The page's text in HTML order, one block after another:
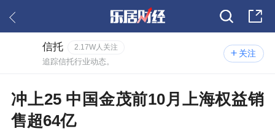
关注
信托 2.17W人关注
追踪信托行业动态。
冲上25 中国金茂前10月上海权益销
售超64亿